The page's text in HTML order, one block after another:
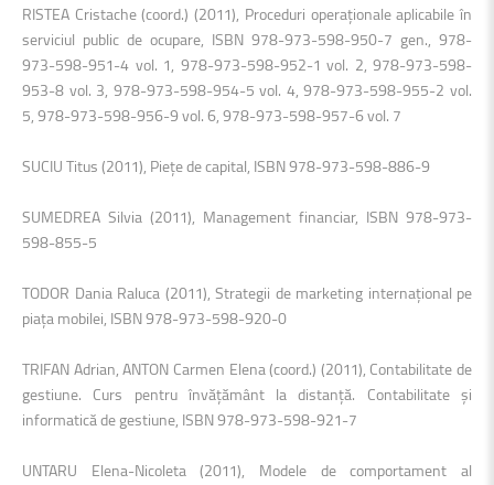
RISTEA Cristache (coord.) (2011), Proceduri operaţionale aplicabile în
serviciul public de ocupare, ISBN 978-973-598-950-7 gen., 978-
973-598-951-4 vol. 1, 978-973-598-952-1 vol. 2, 978-973-598-
953-8 vol. 3, 978-973-598-954-5 vol. 4, 978-973-598-955-2 vol.
5, 978-973-598-956-9 vol. 6, 978-973-598-957-6 vol. 7
SUCIU Titus (2011), Pieţe de capital, ISBN 978-973-598-886-9
SUMEDREA Silvia (2011), Management financiar, ISBN 978-973-
598-855-5
TODOR Dania Raluca (2011), Strategii de marketing internaţional pe
piaţa mobilei, ISBN 978-973-598-920-0
TRIFAN Adrian, ANTON Carmen Elena (coord.) (2011), Contabilitate de
gestiune. Curs pentru învăţământ la distanţă. Contabilitate şi
informatică de gestiune, ISBN 978-973-598-921-7
UNTARU Elena-Nicoleta (2011), Modele de comportament al